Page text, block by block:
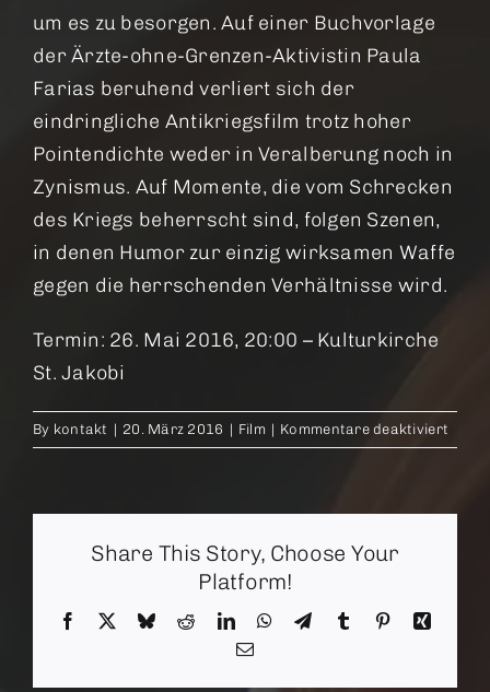
um es zu besorgen. Auf einer Buchvorlage
der Ärzte-ohne-Grenzen-Aktivistin Paula
Farias beruhend verliert sich der
eindringliche Antikriegsfilm trotz hoher
Pointendichte weder in Veralberung noch in
Zynismus. Auf Momente, die vom Schrecken
des Kriegs beherrscht sind, folgen Szenen,
in denen Humor zur einzig wirksamen Waffe
gegen die herrschenden Verhältnisse wird.
Termin: 26. Mai 2016, 20:00 – Kulturkirche
St. Jakobi
By kontakt | 20. März 2016 | Film | Kommentare deaktiviert
A
Share This Story, Choose Your
Platform!
Facebook BlueskyRedditLinkedInWhatsApp
TelegramTumblr PinterestXing
Email